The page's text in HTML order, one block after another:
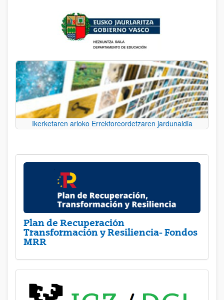
Ikerketaren arloko Errektoreordetzaren jardunaldia
Plan de Recuperación
Transformación y Resiliencia- Fondos
MRR